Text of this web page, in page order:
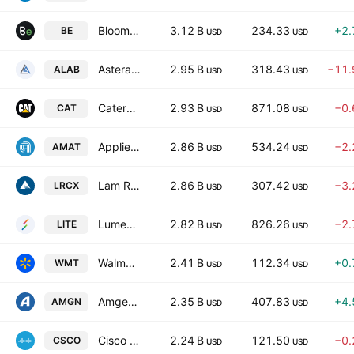
BE Bloom Energy Corporation Class A 3.12 B USD 234.33 USD
ALAB Astera Labs, Inc. 2.95 B USD 318.43 USD
CAT Caterpillar Inc. 2.93 B USD 871.08 USD
AMAT Applied Materials, Inc. 2.86 B USD 534.24 USD
LRCX Lam Research Corporation 2.86 B USD 307.42 USD
LITE Lumentum Holdings, Inc. 2.82 B USD 826.26 USD
WMT Walmart Inc. 2.41 B USD 112.34 USD
AMGN Amgen Inc. 2.35 B USD 407.83 USD
CSCO Cisco Systems, Inc. 2.24 B USD 121.50 USD